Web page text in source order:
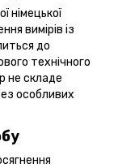
німецької
вимірів із
до
технічного
не складе
особливих